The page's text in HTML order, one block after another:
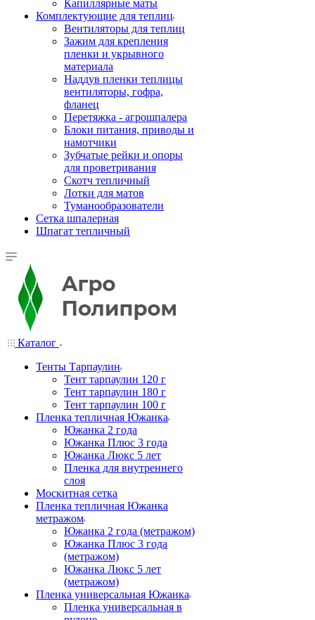
Капиллярные маты
Комплектующие для теплиц
Вентиляторы для теплиц
Зажим для крепления
пленки и укрывного
материала
Наддув пленки теплицы
вентиляторы, гофра,
фланец
Перетяжка - агрошпалера
Блоки питания, приводы и
намотчики
Зубчатые рейки и опоры
для проветривания
Скотч тепличный
Лотки для матов
Туманообразователи
Сетка шпалерная
Шпагат тепличный
Каталог
Тенты Тарпаулин
Тент тарпаулин 120 г
Тент тарпаулин 180 г
Тент тарпаулин 100 г
Пленка тепличная Южанка
Южанка 2 года
Южанка Плюс 3 года
Южанка Люкс 5 лет
Пленка для внутреннего
слоя
Москитная сетка
Пленка тепличная Южанка
метражом
Южанка 2 года (метражом)
Южанка Плюс 3 года
(метражом)
Южанка Люкс 5 лет
(метражом)
Пленка универсальная Южанка
Пленка универсальная в